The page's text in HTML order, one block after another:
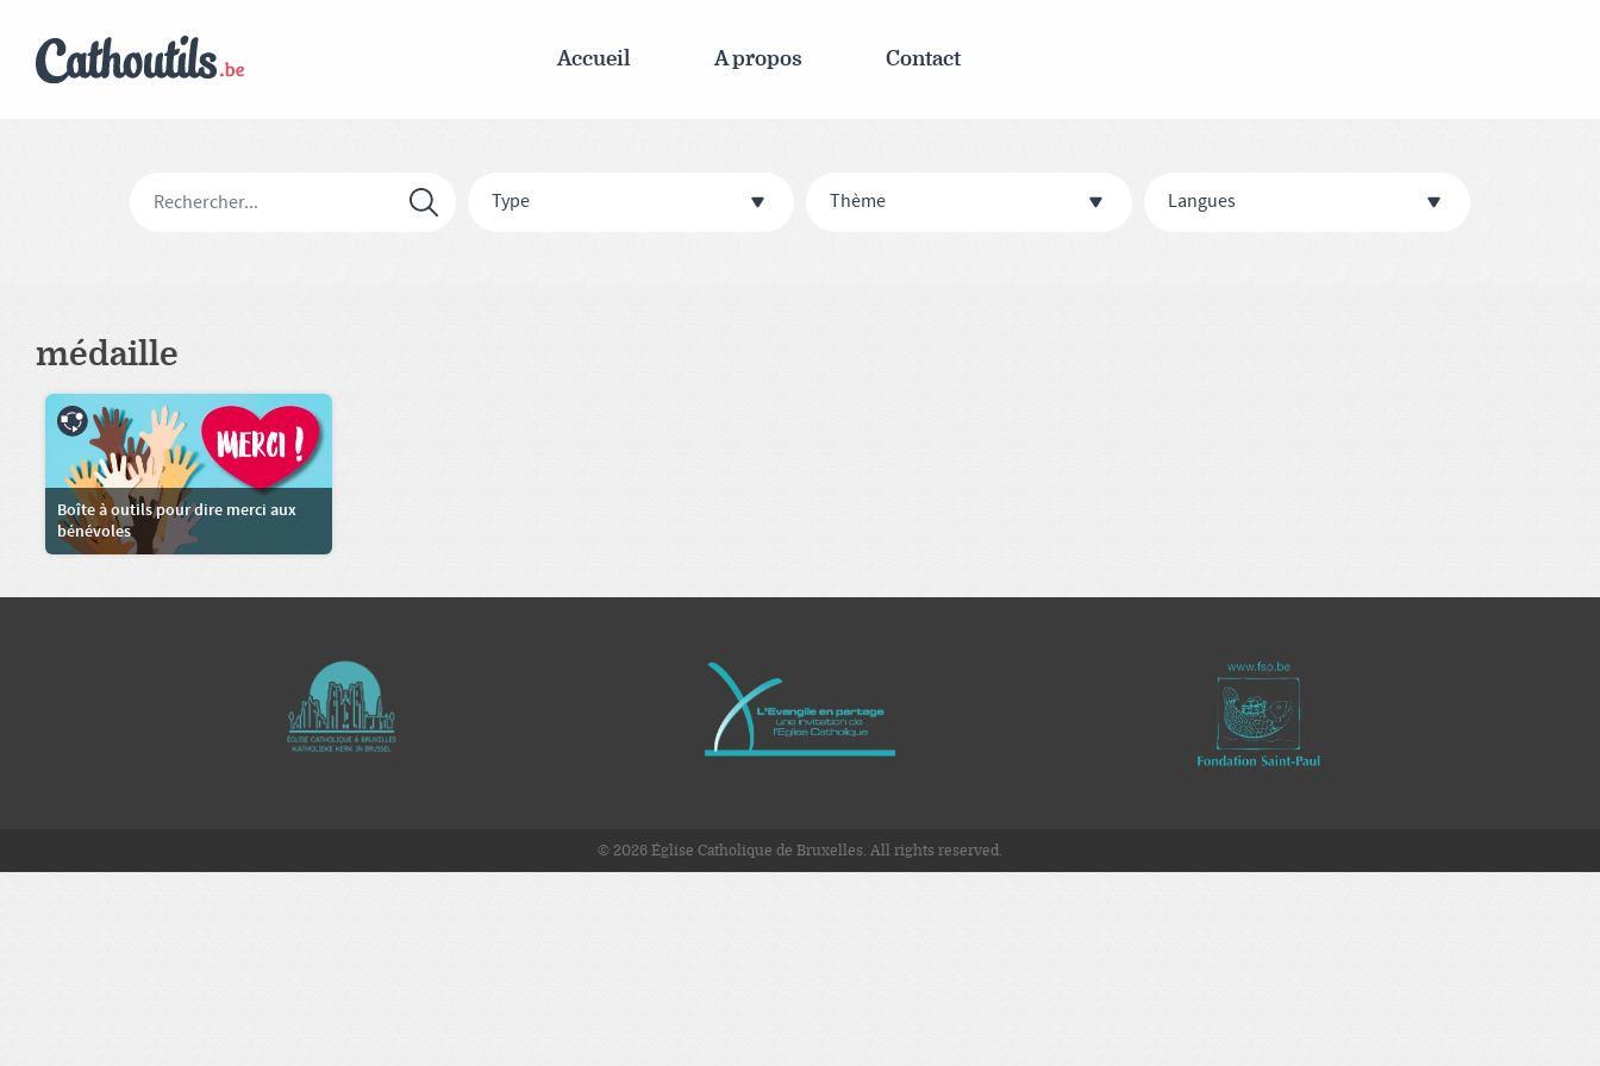
Accueil A propos Contact
Type Thème Langues
médaille
Boîte à outils pour dire merci aux
bénévoles
© 2026 Église Catholique de Bruxelles. All rights reserved.